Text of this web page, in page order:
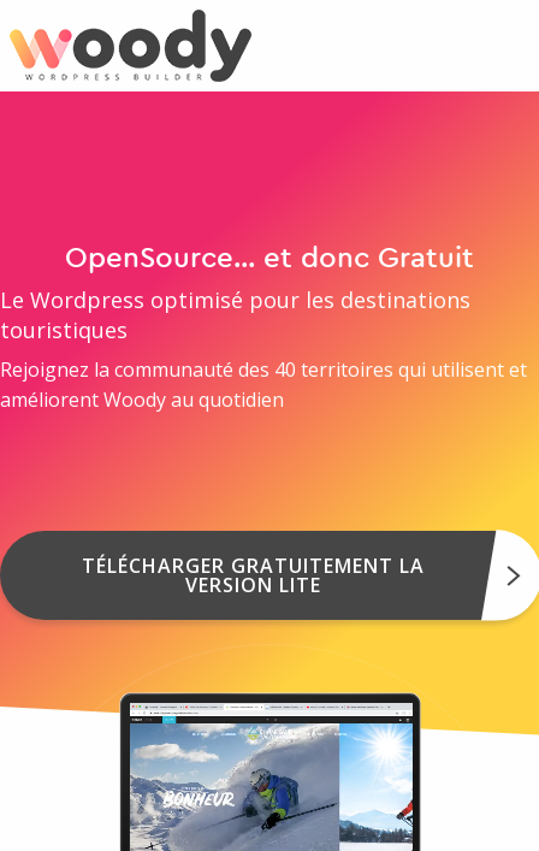
au
contenu
OpenSource... et donc Gratuit
Le Wordpress optimisé pour les destinations
touristiques
Rejoignez la communauté des 40 territoires qui utilisent et
améliorent Woody au quotidien
TÉLÉCHARGER GRATUITEMENT LA
VERSION LITE